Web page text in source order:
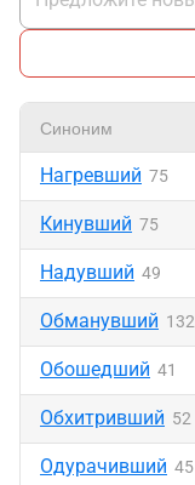
Синоним
Нагревший 75
Кинувший 75
Надувший 49
Обманувший 132
Обошедший 41
Обхитривший 52
Одурачивший 45